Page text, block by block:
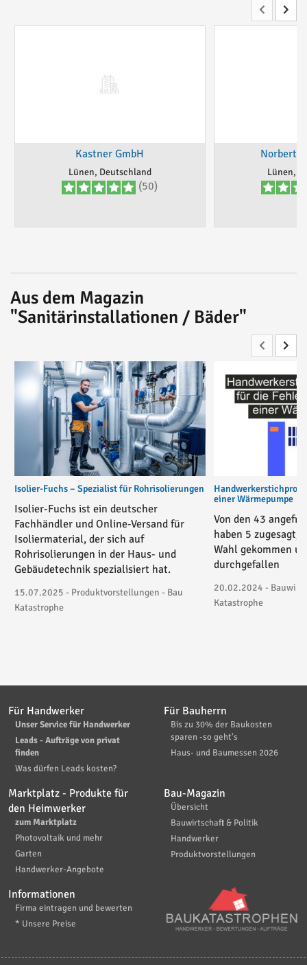
Kastner GmbH
Lünen, Deutschland
(50)
Norbert
Lünen,
Aus dem Magazin
"Sanitärinstallationen / Bäder"
Isolier-Fuchs – Spezialist für Rohrisolierungen
Isolier-Fuchs ist ein deutscher
Fachhändler und Online-Versand für
Isoliermaterial, der sich auf
Rohrisolierungen in der Haus- und
Gebäudetechnik spezialisiert hat.
15.07.2025 - Produktvorstellungen - Bau
Katastrophe
einer Wärmepumpe
Von den 43
haben 5 zugesagt,
Wahl gekommen
durchgefallen
20.02.2024 -
Katastrophe
Für Handwerker
Unser Service für Handwerker
Leads - Aufträge von privat
finden
Was dürfen Leads kosten?
Für Bauherrn
Bis zu 30% der Baukosten
sparen -so geht's
Haus- und Baumessen 2026
Marktplatz - Produkte für
den Heimwerker
zum Marktplatz
Photovoltaik und mehr
Garten
Handwerker-Angebote
Bau-Magazin
Übersicht
Bauwirtschaft & Politik
Handwerker
Produktvorstellungen
Informationen
Firma eintragen und bewerten
* Unsere Preise